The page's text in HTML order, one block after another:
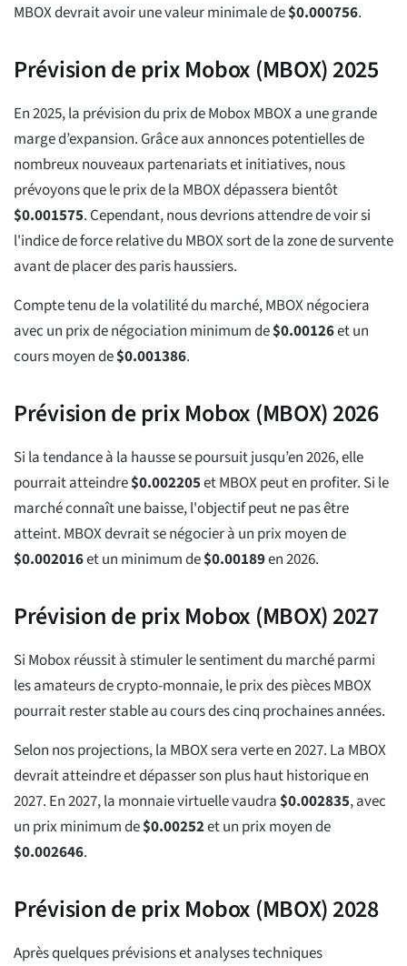
MBOX devrait avoir une valeur minimale de$0.000756.
Prévision de prix Mobox (MBOX) 2025
En 2025, la prévision du prix de Mobox MBOX a une grande
marge d’expansion. Grâce aux annonces potentielles de
nombreux nouveaux partenariats et initiatives, nous
prévoyons que le prix de la MBOX dépassera bientôt
$0.001575. Cependant, nous devrions attendre de voir si
l'indice de force relative du MBOX sort de la zone de survente
avant de placer des paris haussiers.
Compte tenu de la volatilité du marché, MBOX négociera
avec un prix de négociation minimum de$0.00126et un
cours moyen de$0.001386.
Prévision de prix Mobox (MBOX) 2026
Si la tendance à la hausse se poursuit jusqu’en 2026, elle
pourrait atteindre$0.002205et MBOX peut en profiter. Si le
marché connaît une baisse, l'objectif peut ne pas être
atteint. MBOX devrait se négocier à un prix moyen de
$0.002016et un minimum de$0.00189en 2026.
Prévision de prix Mobox (MBOX) 2027
Si Mobox réussit à stimuler le sentiment du marché parmi
les amateurs de crypto-monnaie, le prix des pièces MBOX
pourrait rester stable au cours des cinq prochaines années.
Selon nos projections, la MBOX sera verte en 2027. La MBOX
devrait atteindre et dépasser son plus haut historique en
2027. En 2027, la monnaie virtuelle vaudra$0.002835, avec
un prix minimum de$0.00252et un prix moyen de
$0.002646.
Prévision de prix Mobox (MBOX) 2028
Après quelques prévisions et analyses techniques